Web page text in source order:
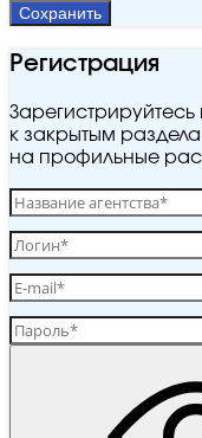
Сохранить
Регистрация
Зарегистрируйтесь
к закрытым
на профильные